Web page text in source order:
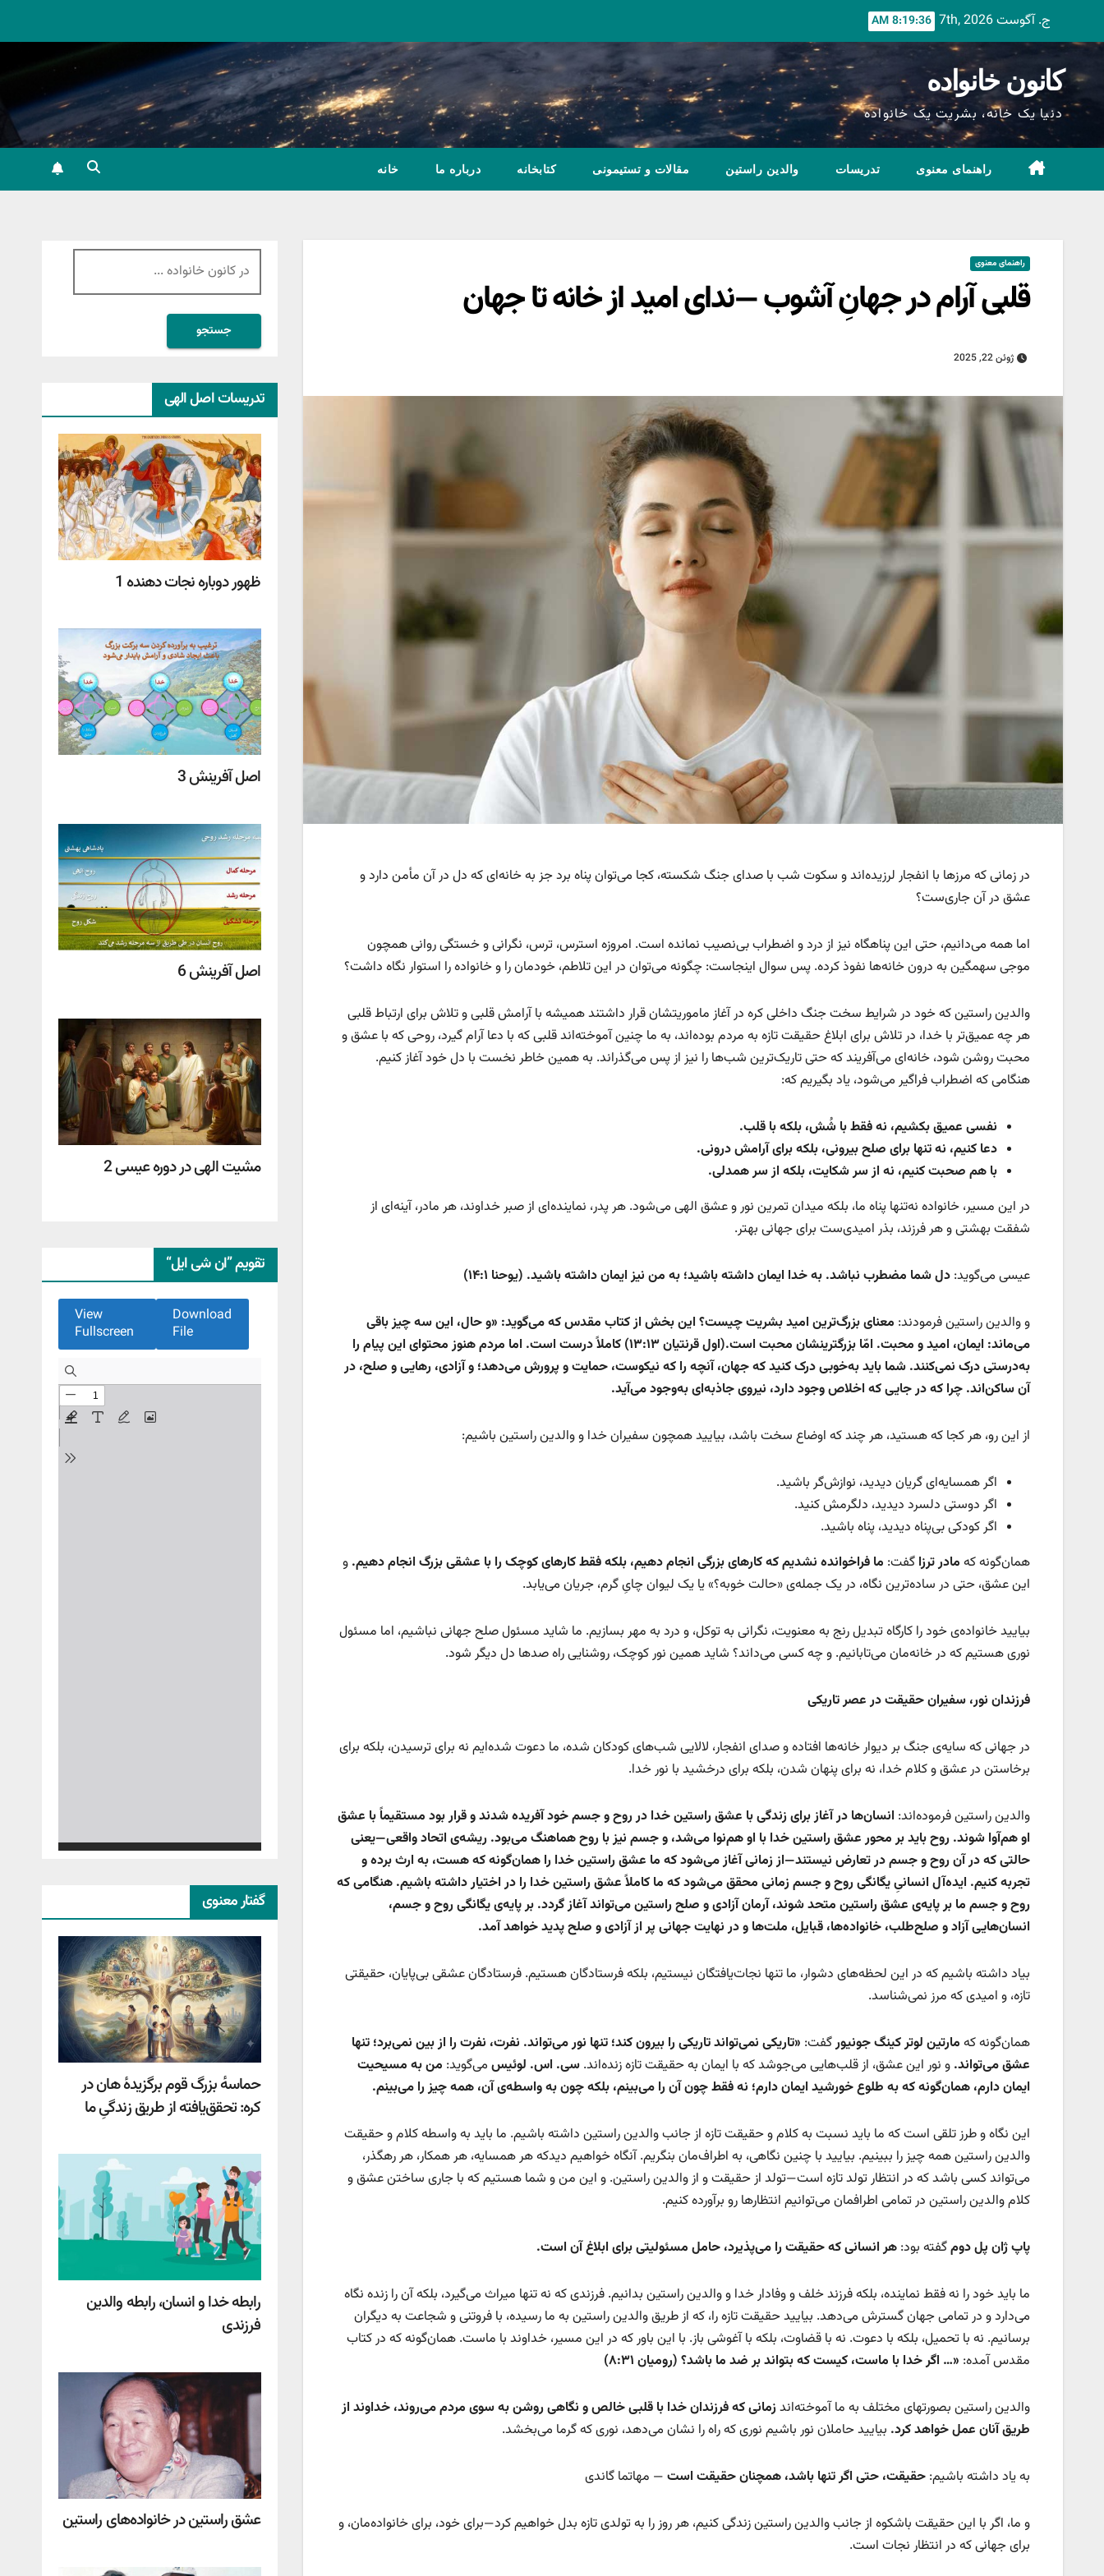
ج. آگوست 7th, 2026 8:19:37 AM
کانون خانواده
دنیا یک خانه، بشریت یک خانواده
راهنمای معنوی تدریسات والدین راستین مقالات و تستیمونی کتابخانه درباره ما خانه
راهنمای معنوی
قلبی آرام در جهانِ آشوب —ندای امید از خانه تا جهان
ژوئن 22, 2025
در زمانی که مرزها با انفجار لرزیده‌اند و سکوت شب با صدای جنگ شکسته، کجا می‌توان پناه برد جز به خانه‌ای که دل در آن مأمن دارد و
عشق در آن جاری‌ست؟
اما همه می‌دانیم، حتی این پناهگاه نیز از درد و اضطراب بی‌نصیب نمانده است. امروزه استرس، ترس، نگرانی و خستگی روانی همچون
موجی سهمگین به درون خانه‌ها نفوذ کرده. پس سوال اینجاست: چگونه می‌توان در این تلاطم، خودمان را و خانواده را استوار نگاه داشت؟
والدین راستین که خود در شرایط سخت جنگ داخلی کره در آغاز ماموریتشان قرار داشتند همیشه با آرامش قلبی و تلاش برای ارتباط قلبی
هر چه عمیق‌تر با خدا، در تلاش برای ابلاغ حقیقت تازه به مردم بوده‌اند، به ما چنین آموخته‌اند قلبی که با دعا آرام گیرد، روحی که با عشق و
محبت روشن شود، خانه‌ای می‌آفریند که حتی تاریک‌ترین شب‌ها را نیز از پس می‌گذراند. به همین خاطر نخست با دل خود آغاز کنیم.
هنگامی که اضطراب فراگیر می‌شود، یاد بگیریم که:
نفسی عمیق بکشیم، نه فقط با شُش، بلکه با قلب.
دعا کنیم، نه تنها برای صلح بیرونی، بلکه برای آرامش درونی.
با هم صحبت کنیم، نه از سر شکایت، بلکه از سر همدلی.
در این مسیر، خانواده نه‌تنها پناه ما، بلکه میدان تمرین نور و عشق الهی می‌شود. هر پدر، نماینده‌ای از صبر خداوند، هر مادر، آینه‌ای از
شفقت بهشتی و هر فرزند، بذر امیدی‌ست برای جهانی بهتر.
عیسی می‌گوید: دل شما مضطرب نباشد. به خدا ایمان داشته باشید؛ به من نیز ایمان داشته باشید. (یوحنا ۱۴:۱)
و والدین راستین فرمودند: معنای بزرگ‌ترین امید بشریت چیست؟ این بخش از کتاب مقدس که می‌گوید: «و حال، این سه چیز باقی
می‌ماند: ایمان، امید و محبت. امّا بزرگترینشان محبت است.(اول قرنتیان۱۳:۱۳) کاملاً درست است. اما مردم هنوز محتوای این پیام را
به‌درستی درک نمی‌کنند. شما باید به‌خوبی درک کنید که جهان، آنچه را که نیکوست، حمایت و پرورش می‌دهد؛ و آزادی، رهایی و صلح، در
آن ساکن‌اند. چرا که در جایی که اخلاص وجود دارد، نیروی جاذبه‌ای به‌وجود می‌آید.
از این رو، هر کجا که هستید، هر چند که اوضاع سخت باشد، بیایید همچون سفیران خدا و والدین راستین باشیم:
اگر همسایه‌ای گریان دیدید، نوازش‌گر باشید.
اگر دوستی دلسرد دیدید، دلگرمش کنید.
اگر کودکی بی‌پناه دیدید، پناه باشید.
همان‌گونه که مادر ترزا گفت: ما فراخوانده نشدیم که کارهای بزرگی انجام دهیم، بلکه فقط کارهای کوچک را با عشقی بزرگ انجام ‌دهیم. و
این عشق، حتی در ساده‌ترین نگاه، در یک جمله‌ی «حالت خوبه؟» یا یک لیوان چایِ گرم، جریان می‌یابد.
بیایید خانواده‌ی خود را کارگاه تبدیل رنج به معنویت، نگرانی به توکل، و درد به مهر بسازیم. ما شاید مسئول صلح جهانی نباشیم، اما مسئول
نوری هستیم که در خانه‌مان می‌تابانیم. و چه کسی می‌داند؟ شاید همین نور کوچک، روشنایی راه صدها دل دیگر شود.
فرزندان نور، سفیران حقیقت در عصر تاریکی
در جهانی که سایه‌ی جنگ بر دیوار خانه‌ها افتاده و صدای انفجار، لالایی شب‌های کودکان شده، ما دعوت شده‌ایم نه برای ترسیدن، بلکه برای
برخاستن در عشق و کلام خدا، نه برای پنهان شدن، بلکه برای درخشید با نور خدا.
والدین راستین فرموده‌اند: انسان‌ها در آغاز برای زندگی با عشق راستین خدا در روح و جسم خود آفریده شدند و قرار بود مستقیماً با عشق
او هم‌آوا شوند. روح باید بر محور عشق راستین خدا با او هم‌نوا می‌شد، و جسم نیز با روح هماهنگ می‌بود. ریشه‌ی اتحاد واقعی—یعنی
حالتی که در آن روح و جسم در تعارض نیستند—از زمانی آغاز می‌شود که ما عشق راستین خدا را همان‌گونه که هست، به ارث برده و
تجربه کنیم. ایده‌آل انسانیِ یگانگی روح و جسم زمانی محقق می‌شود که ما کاملاً عشق راستین خدا را در اختیار داشته باشیم. هنگامی که
روح و جسم ما بر پایه‌ی عشق راستین متحد شوند، آرمان آزادی و صلح راستین می‌تواند آغاز گردد. بر پایه‌ی یگانگی روح و جسم،
انسان‌هایی آزاد و صلح‌طلب، خانواده‌ها، قبایل، ملت‌ها و در نهایت جهانی پر از آزادی و صلح پدید خواهد آمد.
بیاد داشته باشیم که در این لحظه‌های دشوار، ما تنها نجات‌یافتگان نیستیم، بلکه فرستادگان هستیم. فرستادگان عشقی بی‌پایان، حقیقتی
تازه، و امیدی که مرز نمی‌شناسد.
همان‌گونه که مارتین لوتر کینگ جونیورگفت: «تاریکی نمی‌تواند تاریکی را بیرون کند؛ تنها نور می‌تواند. نفرت، نفرت را از بین نمی‌برد؛ تنها
عشق می‌تواند. و نور این عشق، از قلب‌هایی می‌جوشد که با ایمان به حقیقت تازه زنده‌اند. سی. اس. لوئیس می‌گوید: من به مسیحیت
ایمان دارم، همان‌گونه که به طلوع خورشید ایمان دارم؛ نه فقط چون آن را می‌بینم، بلکه چون به واسطه‌ی آن، همه چیز را می‌بینم.
این نگاه و طرز تلقی است که ما باید نسبت به کلام و حقیقت تازه از جانب والدین راستین داشته باشیم. ما باید به واسطه کلام و حقیقت
والدین راستین همه چیز را ببینیم. بیایید با چنین نگاهی، به اطراف‌مان بنگریم. آنگاه خواهیم دیدکه هر همسایه، هر همکار، هر رهگذر،
می‌تواند کسی باشد که در انتظار تولد تازه است—تولد از حقیقت و از والدین راستین. و این من و شما هستیم که با جاری ساختن عشق و
کلام والدین راستین در تمامی اطرافمان می‌توانیم انتظارها رو برآورده کنیم.
پاپ ژان پل دومگفته بود: هر انسانی که حقیقت را می‌پذیرد، حامل مسئولیتی برای ابلاغ آن است.
ما باید خود را نه فقط نماینده، بلکه فرزند خلف و وفادار خدا و والدین راستین بدانیم. فرزندی که نه تنها میراث می‌گیرد، بلکه آن را زنده نگاه
می‌دارد و در تمامی جهان گسترش می‌دهد. بیایید حقیقت تازه را، که از طریق والدین راستین به ما رسیده، با فروتنی و شجاعت به دیگران
برسانیم. نه با تحمیل، بلکه با دعوت. نه با قضاوت، بلکه با آغوشی باز. با این باور که در این مسیر، خداوند با ماست. همان‌گونه که در کتاب
مقدس آمده: «… اگر خدا با ماست، کیست که بتواند بر ضد ما باشد؟ (رومیان ۸:۳۱)
والدین راستین بصورتهای مختلف به ما آموخته‌اندزمانی که فرزندان خدا با قلبی خالص و نگاهی روشن به سوی مردم می‌روند، خداوند از
طریق آنان عمل خواهد کرد. بیایید حاملان نور باشیم نوری که راه را نشان می‌دهد، نوری که گرما می‌بخشد.
به یاد داشته باشیم: حقیقت، حتی اگر تنها باشد، همچنان حقیقت است — مهاتما گاندی
و ما، اگر با این حقیقت باشکوه از جانب والدین راستین زندگی کنیم، هر روز را به تولدی تازه بدل خواهیم کرد—برای خود، برای خانواده‌مان، و
برای جهانی که در انتظار نجات است.
جستجو
برای:
تدریسات اصل الهی
ظهور دوباره نجات دهنده 1
اصل آفرینش 3
اصل آفرینش 6
مشیت الهی در دوره عیسی 2
تقویم ”ان شی ایل“
Download
File
View
Fullscreen
گفتار معنوی
حماسهٔ بزرگ قوم برگزیدهٔ هان در
کره: تحقق‌یافته از طریق زندگیِ ما
رابطه خدا و انسان، رابطه والدین
فرزندی
عشق راستین در خانواده‌‌های راستین